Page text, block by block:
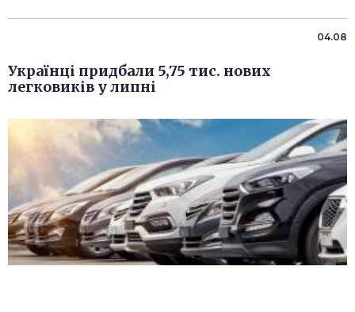
04.08
Українці придбали 5,75 тис. нових
легковиків у липні